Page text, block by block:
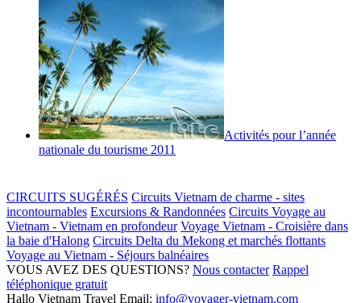
Activités pour l’année
nationale du tourisme 2011
CIRCUITS SUGÉRÉS Circuits Vietnam de charme - sites
incontournables Excursions & Randonnées Circuits Voyage au
Vietnam - Vietnam en profondeur Voyage Vietnam - Croisière dans
la baie d'Halong Circuits Delta du Mekong et marchés flottants
Voyage au Vietnam - Séjours balnéaires
VOUS AVEZ DES QUESTIONS? Nous contacter Rappel
téléphonique gratuit
Hallo Vietnam Travel Email: info@voyager-vietnam.com